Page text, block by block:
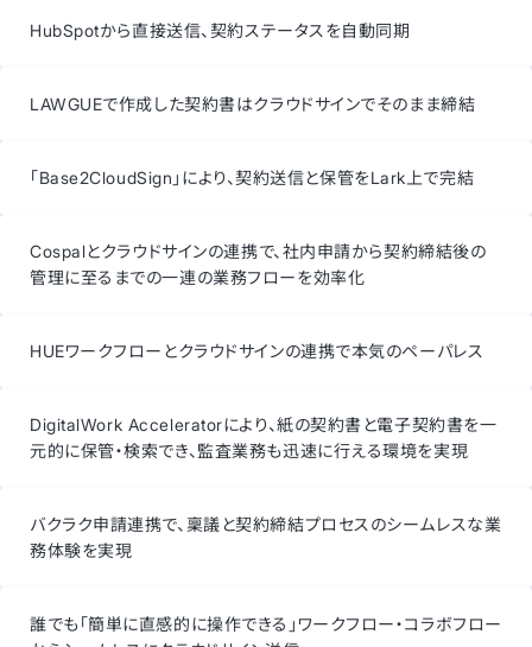
HubSpotから直接送信、契約ステータスを自動同期
LAWGUEで作成した契約書はクラウドサインでそのまま締結
「Base2CloudSign」により、契約送信と保管をLark上で完結
Cospalとクラウドサインの連携で、社内申請から契約締結後の
管理に至るまでの一連の業務フローを効率化
HUEワークフローとクラウドサインの連携で本気のペーパレス
DigitalWork Acceleratorにより、紙の契約書と電子契約書を一
元的に保管・検索でき、監査業務も迅速に行える環境を実現
バクラク申請連携で、稟議と契約締結プロセスのシームレスな業
務体験を実現
誰でも「簡単に直感的に操作できる」ワークフロー・コラボフロー